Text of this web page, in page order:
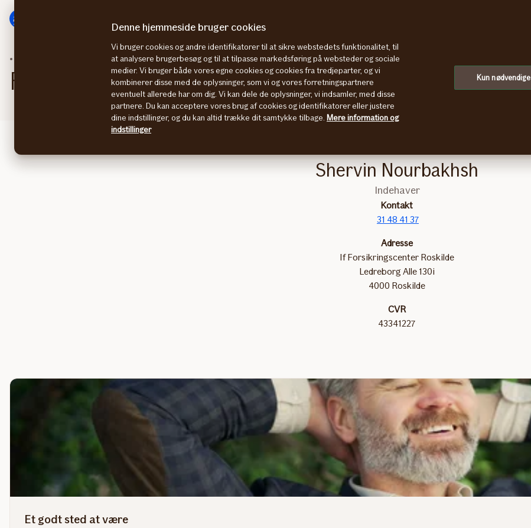
Roskilde
Forsikringscenter i Roskilde
Shervin Nourbakhsh
Indehaver
Kontakt
31 48 41 37
Adresse
If Forsikringscenter Roskilde
Ledreborg Alle 130i
4000 Roskilde
CVR
43341227
Et godt sted at være
Denne hjemmeside bruger cookies
Vi bruger cookies og andre identifikatorer til at sikre webstedets funktionalitet, til
at analysere brugerbesøg og til at tilpasse markedsføring på websteder og sociale
medier. Vi bruger både vores egne cookies og cookies fra tredjeparter, og vi
kombinerer disse med de oplysninger, som vi og vores forretningspartnere
eventuelt allerede har om dig. Vi kan dele de oplysninger, vi indsamler, med disse
partnere. Du kan acceptere vores brug af cookies og identifikatorer eller justere
dine indstillinger, og du kan altid trække dit samtykke tilbage. Mere information og
indstillinger
Kun nødvendige